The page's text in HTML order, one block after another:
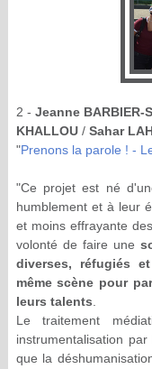
2 - Jeanne BARBIER-
KHALLOU / Sahar
"Prenons la parole ! -
"Ce projet est né
humblement et à leur
et moins effrayante
volonté de faire une
diverses, réfugiés
même scène pour
leurs talents.
Le traitement
instrumentalisation
que la